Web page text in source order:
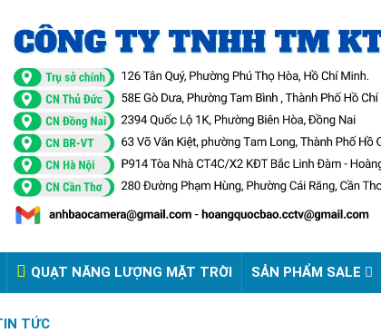
QUẠT NĂNG LƯỢNG MẶT TRỜI SẢN PHẨM SALE
TỨC